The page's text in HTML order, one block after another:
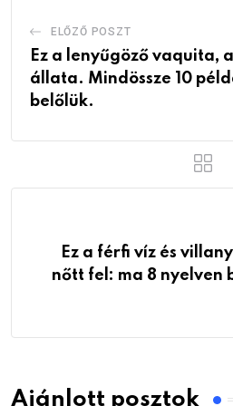
ELŐZŐ POSZT
Ez a lenyűgöző vaquita,
állata. Mindössze 10
belőlük.
Ez a férfi víz és
nőtt fel: ma 8 nyelven
Ajánlott posztok